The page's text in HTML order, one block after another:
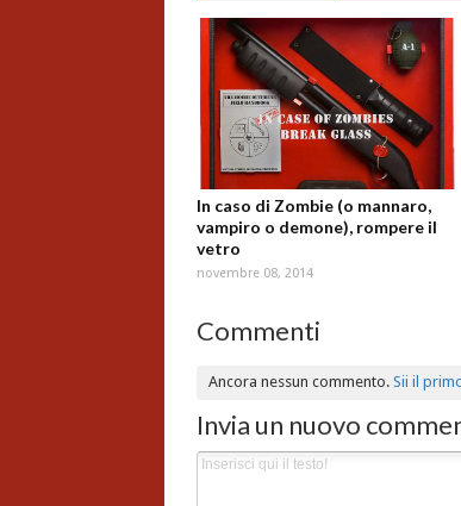
In caso di Zombie (o mannaro,
vampiro o demone), rompere il
vetro
novembre 08, 2014
Commenti
Ancora nessun commento.Sii il
Invia un nuovo